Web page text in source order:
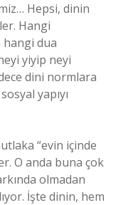
Hepsi, dinin
Hangi
hangi dua
yiyip neyi
dini normlara
yapıyı
“evin içinde
O anda buna çok
olmadan
İşte dinin, hem